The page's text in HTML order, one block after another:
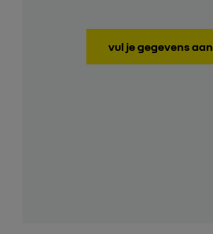
vul je gegevens aan